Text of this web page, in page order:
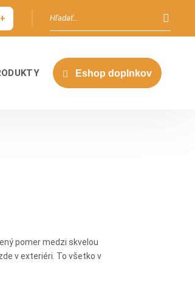
Eshop doplnkov
pomer medzi skvelou
v exteriéri. To všetko v